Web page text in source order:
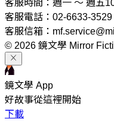
客服時間：週一 ～ 週五
客服電話：02-6633-3529
客服信箱：
© 2026 鏡文學 Mirror
鏡文學 App
好故事從這裡開始
下載